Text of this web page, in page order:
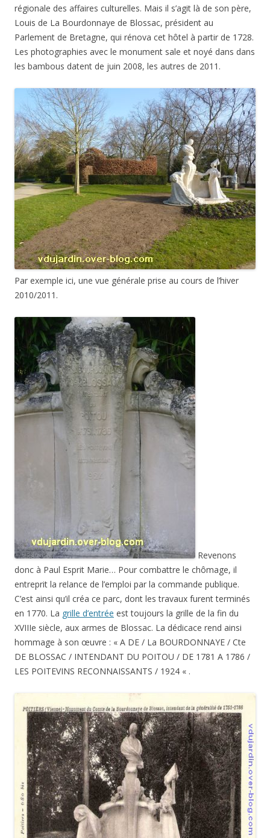
régionale des affaires culturelles. Mais il s’agit là de son père,
Louis de La Bourdonnaye de Blossac, président au
Parlement de Bretagne, qui rénova cet hôtel à partir de 1728.
Les photographies avec le monument sale et noyé dans dans
les bambous datent de juin 2008, les autres de 2011.
Par exemple ici, une vue générale prise au cours de l’hiver
2010/2011.
Revenons
donc à Paul Esprit Marie… Pour combattre le chômage, il
entreprit la relance de l’emploi par la commande publique.
C’est ainsi qu’il créa ce parc, dont les travaux furent terminés
en 1770. La grille d’entrée est toujours la grille de la fin du
XVIIIe siècle, aux armes de Blossac. La dédicace rend ainsi
hommage à son œuvre : « A DE / La BOURDONNAYE / Cte
DE BLOSSAC / INTENDANT DU POITOU / DE 1781 A 1786 /
LES POITEVINS RECONNAISSANTS / 1924 « .